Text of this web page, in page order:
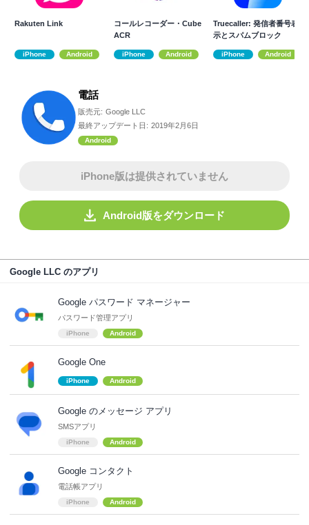
Rakuten Link
iPhone Android
コールレコーダー・Cube
ACR
iPhone Android
Truecaller: 発信者番号表
示とスパムブロック
iPhone Android
電話
販売元: Google LLC
最終アップデート日: 2019年2月6日
Android
iPhone版は提供されていません
Android版をダウンロード
Google LLC のアプリ
Google パスワード マネージャー
パスワード管理アプリ
iPhone Android
Google One
iPhone Android
Google のメッセージ アプリ
SMSアプリ
iPhone Android
Google コンタクト
電話帳アプリ
iPhone Android